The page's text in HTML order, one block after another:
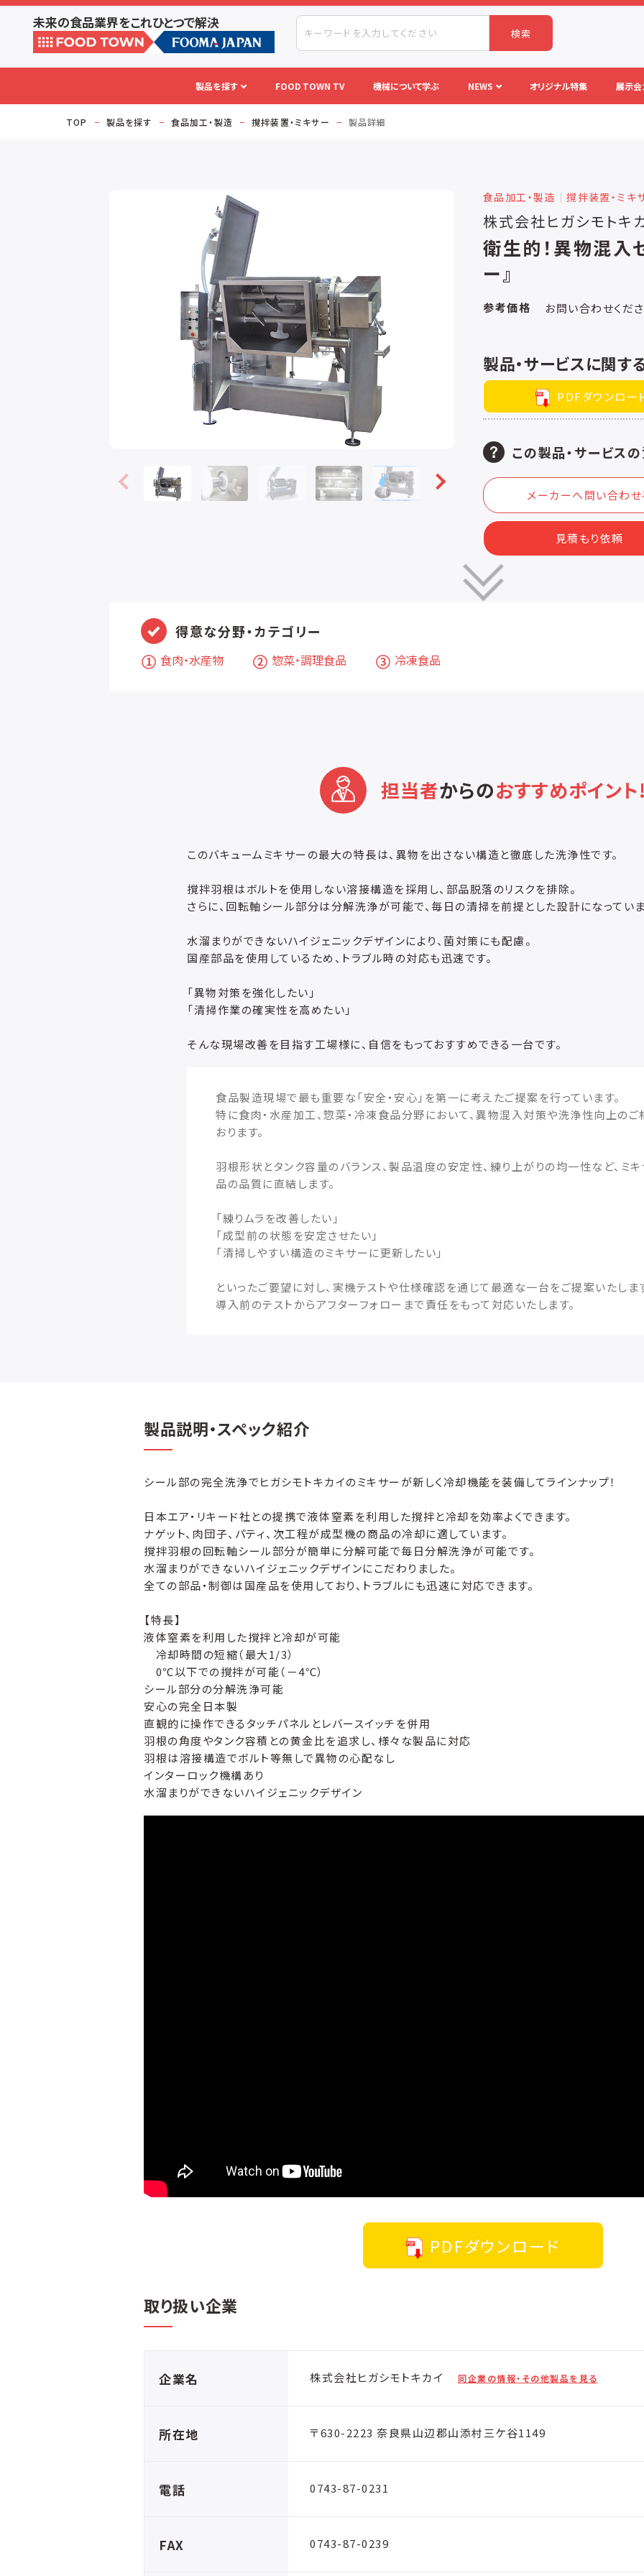
未来の食品業界をこれひとつで解決
検索
製品を探す FOOD TOWN TV 機械について学ぶ NEWS オリジナル特集 展示会
TOP 製品を探す 食品加工・製造 撹拌装置・ミキサー 製品詳細
食品加工・製造 │撹拌装置・ミキ
株式会社ヒガシモトキ
衛生的！異物混入
ー』
参考価格 お問い合わせくだ
製品・サービスに関す
PDFダウンロー
この製品・サービス
メーカーへ問い合わせ
見積もり依頼
得意な分野・カテゴリー
食肉・水産物 惣菜・調理食品 冷凍食品
担当者からのおすすめポイン
このバキュームミキサーの最大の特長は、異物を出さない構造と徹底した洗浄性です。
撹拌羽根はボルトを使用しない溶接構造を採用し、部品脱落のリスクを排除。
さらに、回転軸シール部分は分解洗浄が可能で、毎日の清掃を前提とした設計になっていま
水溜まりができないハイジェニックデザインにより、菌対策にも配慮。
国産部品を使用しているため、トラブル時の対応も迅速です。
「異物対策を強化したい」
「清掃作業の確実性を高めたい」
そんな現場改善を目指す工場様に、自信をもっておすすめできる一台です。
食品製造現場で最も重要な「安全・安心」を第一に考えたご提案を行っています。
特に食肉・水産加工、惣菜・冷凍食品分野において、異物混入対策や洗浄性向上の
おります。
羽根形状とタンク容量のバランス、製品温度の安定性、練り上がりの均一性など、ミ
品の品質に直結します。
「練りムラを改善したい」
「成型前の状態を安定させたい」
「清掃しやすい構造のミキサーに更新したい」
といったご要望に対し、実機テストや仕様確認を通じて最適な一台をご提案いたしま
導入前のテストからアフターフォローまで責任をもって対応いたします。
製品説明・スペック紹介
シール部の完全洗浄でヒガシモトキカイのミキサーが新しく冷却機能を装備してラインナップ！
日本エア・リキード社との提携で液体窒素を利用した撹拌と冷却を効率よくできます。
ナゲット、肉団子、パティ、次工程が成型機の商品の冷却に適しています。
撹拌羽根の回転軸シール部分が簡単に分解可能で毎日分解洗浄が可能です。
水溜まりができないハイジェニックデザインにこだわりました。
全ての部品・制御は国産品を使用しており、トラブルにも迅速に対応できます。
【特長】
液体窒素を利用した撹拌と冷却が可能
冷却時間の短縮（最大1/3）
0℃以下での撹拌が可能（－4℃）
シール部分の分解洗浄可能
安心の完全日本製
直観的に操作できるタッチパネルとレバースイッチを併用
羽根の角度やタンク容積との黄金比を追求し、様々な製品に対応
羽根は溶接構造でボルト等無しで異物の心配なし
インターロック機構あり
水溜まりができないハイジェニックデザイン
PDFダウンロード
取り扱い企業
企業名 株式会社ヒガシモトキカイ 同企業の情報・その他製品を見る
所在地 〒630-2223 奈良県山辺郡山添村三ケ谷1149
電話 0743-87-0231
FAX 0743-87-0239